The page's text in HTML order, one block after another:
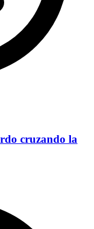
cruzando la